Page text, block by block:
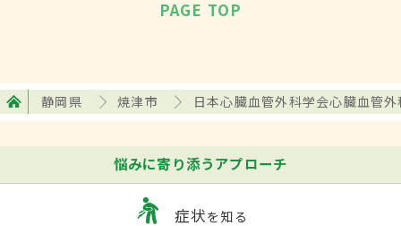
PAGE TOP
静岡県 焼津市 日本心臓血管外科学会心臓血管
悩みに寄り添うアプローチ
症状を知る